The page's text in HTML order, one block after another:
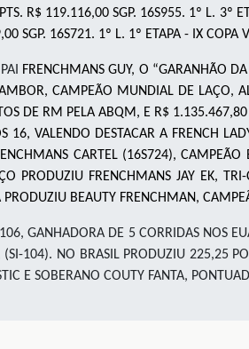
R$ 119.116,00 SGP. 16S955. 1º L. 3º
SGP. 16S721. 1º L. 1º ETAPA - IX COPA
FRENCHMANS GUY, O “GARANHÃO
CAMPEÃO MUNDIAL DE LAÇO,
DE RM PELA ABQM, E R$
16, VALENDO DESTACAR A FRENCH
CARTEL (16S724),
PRODUZIU FRENCHMANS JAY EK,
BEAUTY FRENCHMAN,
GANHADORA DE 5 CORRIDAS NOS
104). NO BRASIL PRODUZIU 225,25
E SOBERANO COUTY FANTA,